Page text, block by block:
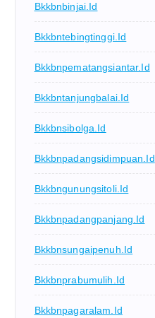
Bkkbnbinjai.id
Bkkbntebingtinggi.id
Bkkbnpematangsiantar.id
Bkkbntanjungbalai.id
Bkkbnsibolga.id
Bkkbnpadangsidimpuan.id
Bkkbngunungsitoli.id
Bkkbnpadangpanjang.id
Bkkbnsungaipenuh.id
Bkkbnprabumulih.id
Bkkbnpagaralam.id